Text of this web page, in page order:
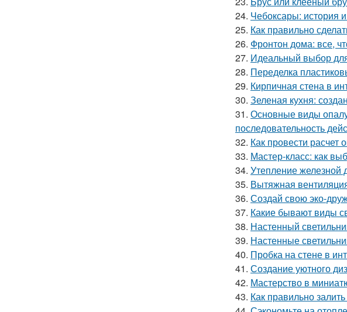
24. Чебоксары: история
25. Как правильно
26. Фронтон дома: все,
27. Идеальный выбор
28. Переделка
29. Кирпичная стена в
30. Зеленая кухня:
31. Основные виды
последовательность
32. Как провести расчет
33. Мастер-класс: как
34. Утепление железной
35. Вытяжная
36. Создай свою эко-
37. Какие бывают виды
38. Настенный
39. Настенные
40. Пробка на стене в
41. Создание уютного
42. Мастерство в
43. Как правильно